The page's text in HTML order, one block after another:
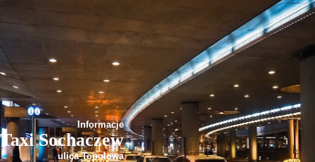
Informacje
Taxi Sochaczew
ulica Topolowa